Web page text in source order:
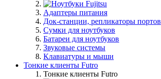
Адаптеры питания
Док-станции, репликаторы портов
Сумки для ноутбуков
Батареи для ноутбуков
Звуковые системы
Клавиатуры и мыши
Тонкие клиенты Futro
Тонкие клиенты Futro